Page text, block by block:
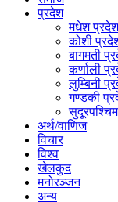
प्रदेश
मधेश प्रदेश
कोशी
बागमती
कर्णाली
लुम्बिनी
गण्डकी
अर्थ/वाणिज
विचार
विश्व
खेलकुद
मनोरञ्जन
अन्य